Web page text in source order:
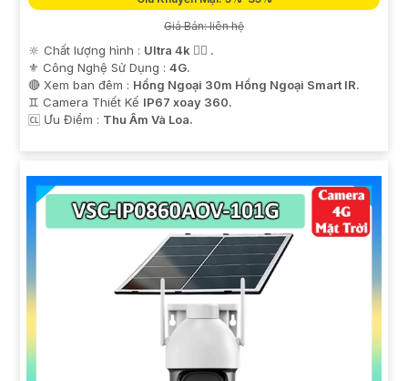
Giá Bán: liên hệ
🔆 Chất lượng hình : Ultra 4k 👍🏾 .
⚜️ Công Nghệ Sử Dụng : 4G.
🔴 Xem ban đêm : Hồng Ngoại 30m Hồng Ngoại Smart IR.
♊ Camera Thiết Kế IP67 xoay 360.
️🆑 Ưu Điểm : Thu Âm Và Loa.